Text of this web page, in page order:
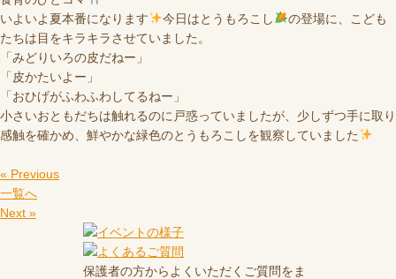
いよいよ夏本番になります
今日はとうもろこし
の登場に、こども
たちは目をキラキラさせていました。
「みどりいろの皮だねー」
「皮かたいよー」
「おひげがふわふわしてるねー」
小さいおともだちは触れるのに戸惑っていましたが、少しずつ手に取り
感触を確かめ、鮮やかな緑色のとうもろこしを観察していました
« Previous
一覧へ
Next »
保護者の方からよくいただくご質問をま